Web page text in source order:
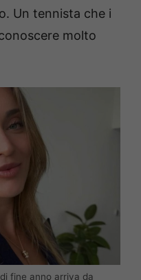
Un tennista che i
molto
fine anno arriva da